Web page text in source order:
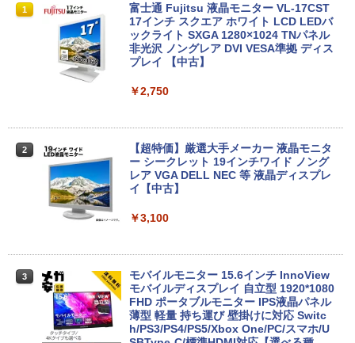
1
【★最大100%ポイント】【大特価!訳あ
り!】富士通 LIFEBOOK A576/第6世代 C
ore i3/メモリ:4GB/SSD:128GB/15.6型液
晶/USB 3.0/VGA/HDMI/DVD/Office/中古
パソコン ノートパソコン Windows11 W
【マラソンP5倍/10%オフクーポン】中古
ノートパソコン Windows11 Pro Office
付き Panasonic Let's note CF-NX3 第4
12.1インチ Bluetoot WEBカメラ Wi-Fi
￥9,800
中古パソコン | Lenovo | ThinkPad L57
0 | Windows11 | ノートPC | 一年保証 |
1
富士通 Fujitsu 液晶モニター VL-17CST
17インチ スクエア ホワイト LCD LEDバ
ックライト SXGA 1280×1024 TNパネル
非光沢 ノングレア DVI VESA準拠 ディス
プレイ 【中古】
￥2,750
2
【超特価】厳選大手メーカー 液晶モニタ
ー シークレット 19インチワイド ノング
レア VGA DELL NEC 等 液晶ディスプレ
イ【中古】
￥3,100
3
モバイルモニター 15.6インチ InnoView
モバイルディスプレイ 自立型 1920*1080
FHD ポータブルモニター IPS液晶パネル
薄型 軽量 持ち運び 壁掛けに対応 Switc
h/PS3/PS4/PS5/Xbox One/PC/スマホ/U